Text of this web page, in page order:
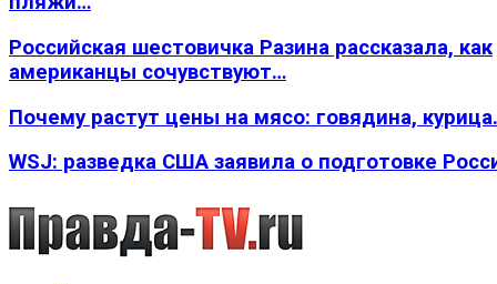
Российская шестовичка Разина рассказала, как
американцы сочувствуют…
Почему растут цены на мясо: говядина,
WSJ: разведка США заявила о подготовке